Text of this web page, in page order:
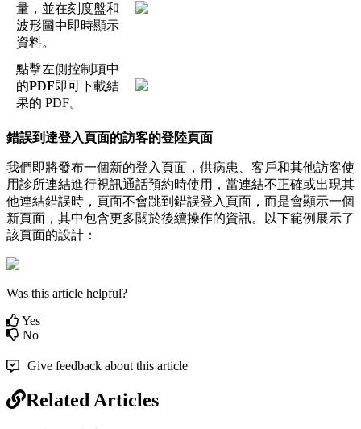
量， 並在刻 度盤和
波形圖中 即時顯示
資料。
點擊左側控制 項中
的PDF即可下載結
果的 PDF。
錯誤到達登入頁面的訪客的登陸頁面
我們 即將發布一個新的登 入 頁面 ， 供病患 客戶和其他訪客使
用診所連結進行視訊通話預約時使用 ， 當連結不正確或出現其
他連結錯誤時 ， 頁面不會跳到 錯誤登 入 頁面 ， 而是會顯示一個
新頁面 ， 其中包含更多關於後續操作的資訊。 以下範例 展示了
該頁面的設計 ：
Was this article helpful?
Yes
No
Give feedback about this article
Related Articles